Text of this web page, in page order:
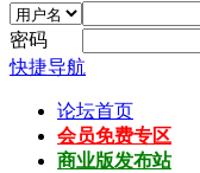
密码
快捷导航
论坛首页
会员免费专区
商业版发布站